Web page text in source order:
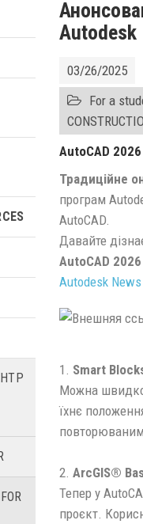
Autodesk
03/26/2025
For a
AutoCAD 2026
Традиційне
програм
AutoCAD.
Давайте
AutoCAD 2026
Autodesk News
1. Smart
Можна швидко
їхнє
2. ArcGIS®
Тепер у
проєкт.